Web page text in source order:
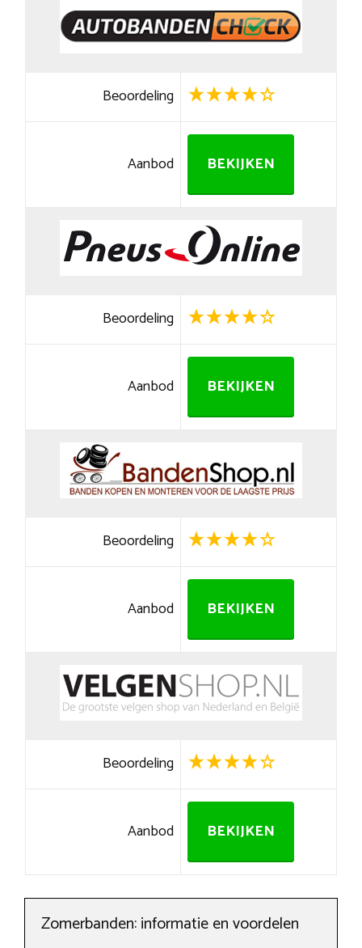
Beoordeling
Aanbod BEKIJKEN
Beoordeling
Aanbod BEKIJKEN
Beoordeling
Aanbod BEKIJKEN
Beoordeling
Aanbod BEKIJKEN
Zomerbanden: informatie en voordelen